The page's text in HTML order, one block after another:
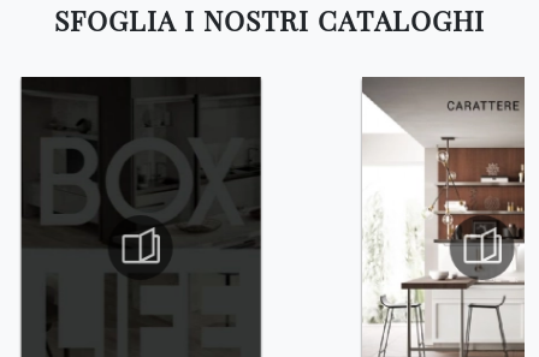
SFOGLIA I NOSTRI CATALOGHI